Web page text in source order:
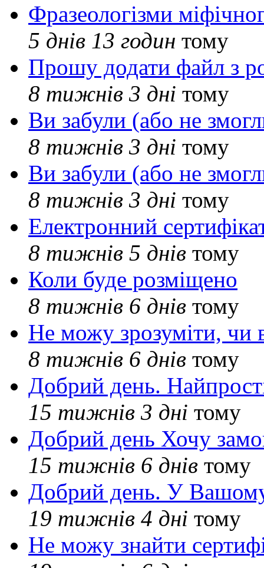
Фразеологізми
5 днів 13 годин тому
Прошу додати файл з
8 тижнів 3 дні тому
Ви забули (або не
8 тижнів 3 дні тому
Ви забули (або не
8 тижнів 3 дні тому
Електронний
8 тижнів 5 днів тому
Коли буде розміщено
8 тижнів 6 днів тому
Не можу зрозуміти, чи
8 тижнів 6 днів тому
Добрий день.
15 тижнів 3 дні тому
Добрий день Хочу
15 тижнів 6 днів тому
Добрий день. У Вашому
19 тижнів 4 дні тому
Не можу знайти